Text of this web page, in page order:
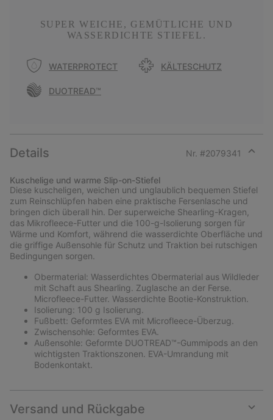
SUPER WEICHE, GEMÜTLICHE UND
WASSERDICHTE STIEFEL.
WATERPROTECT KÄLTESCHUTZ
DUOTREAD™
Details Nr. #2079341
section
Kuschelige und warme Slip-on-Stiefel
Diese kuscheligen, weichen und unglaublich bequemen Stiefel
zum Reinschlüpfen haben eine praktische Fersenlasche und
bringen dich überall hin. Der superweiche Shearling-Kragen,
das Mikrofleece-Futter und die 100-g-Isolierung sorgen für
Wärme und Komfort, während die wasserdichte Oberfläche und
die griffige Außensohle für Schutz und Traktion bei rutschigen
Bedingungen sorgen.
Obermaterial: Wasserdichtes Obermaterial aus Wildleder
mit Schaft aus Shearling. Zuglasche an der Ferse.
Microfleece-Futter. Wasserdichte Bootie-Konstruktion.
Isolierung: 100 g Isolierung.
Fußbett: Geformtes EVA mit Microfleece-Überzug.
Zwischensohle: Geformtes EVA.
Außensohle: Geformte DUOTREAD™-Gummipods an den
wichtigsten Traktionszonen. EVA-Umrandung mit
Bodenkontakt.
Versand und Rückgabe